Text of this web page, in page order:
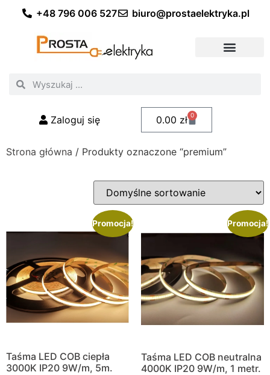
+48 796 006 527 biuro@prostaelektryka.pl
Zaloguj się 0.00 zł 0
Strona główna / Produkty oznaczone “premium”
Promocja!
Taśma LED COB ciepła
3000K IP20 9W/m, 5m.
Promocja!
Taśma LED COB neutralna
4000K IP20 9W/m, 1 metr.